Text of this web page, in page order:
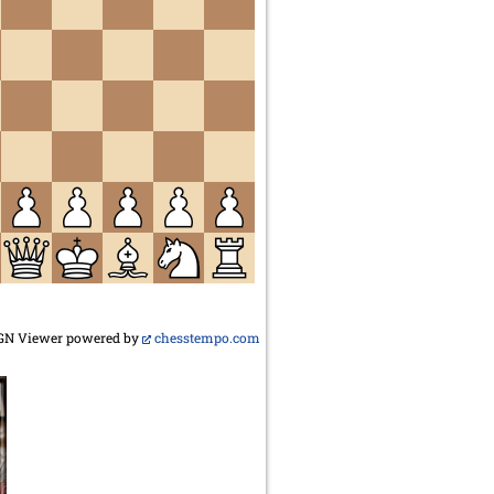
Viewer powered by chesstempo.com